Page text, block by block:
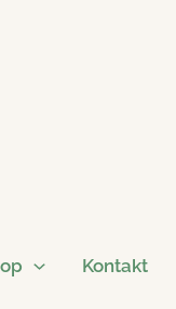
Kontakt